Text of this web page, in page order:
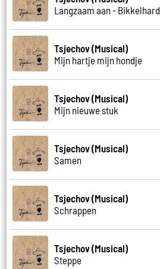
Langzaam aan - Bikkelhard
Tsjechov (Musical)
Mijn hartje mijn hondje
Tsjechov (Musical)
Mijn nieuwe stuk
Tsjechov (Musical)
Samen
Tsjechov (Musical)
Schrappen
Tsjechov (Musical)
Steppe